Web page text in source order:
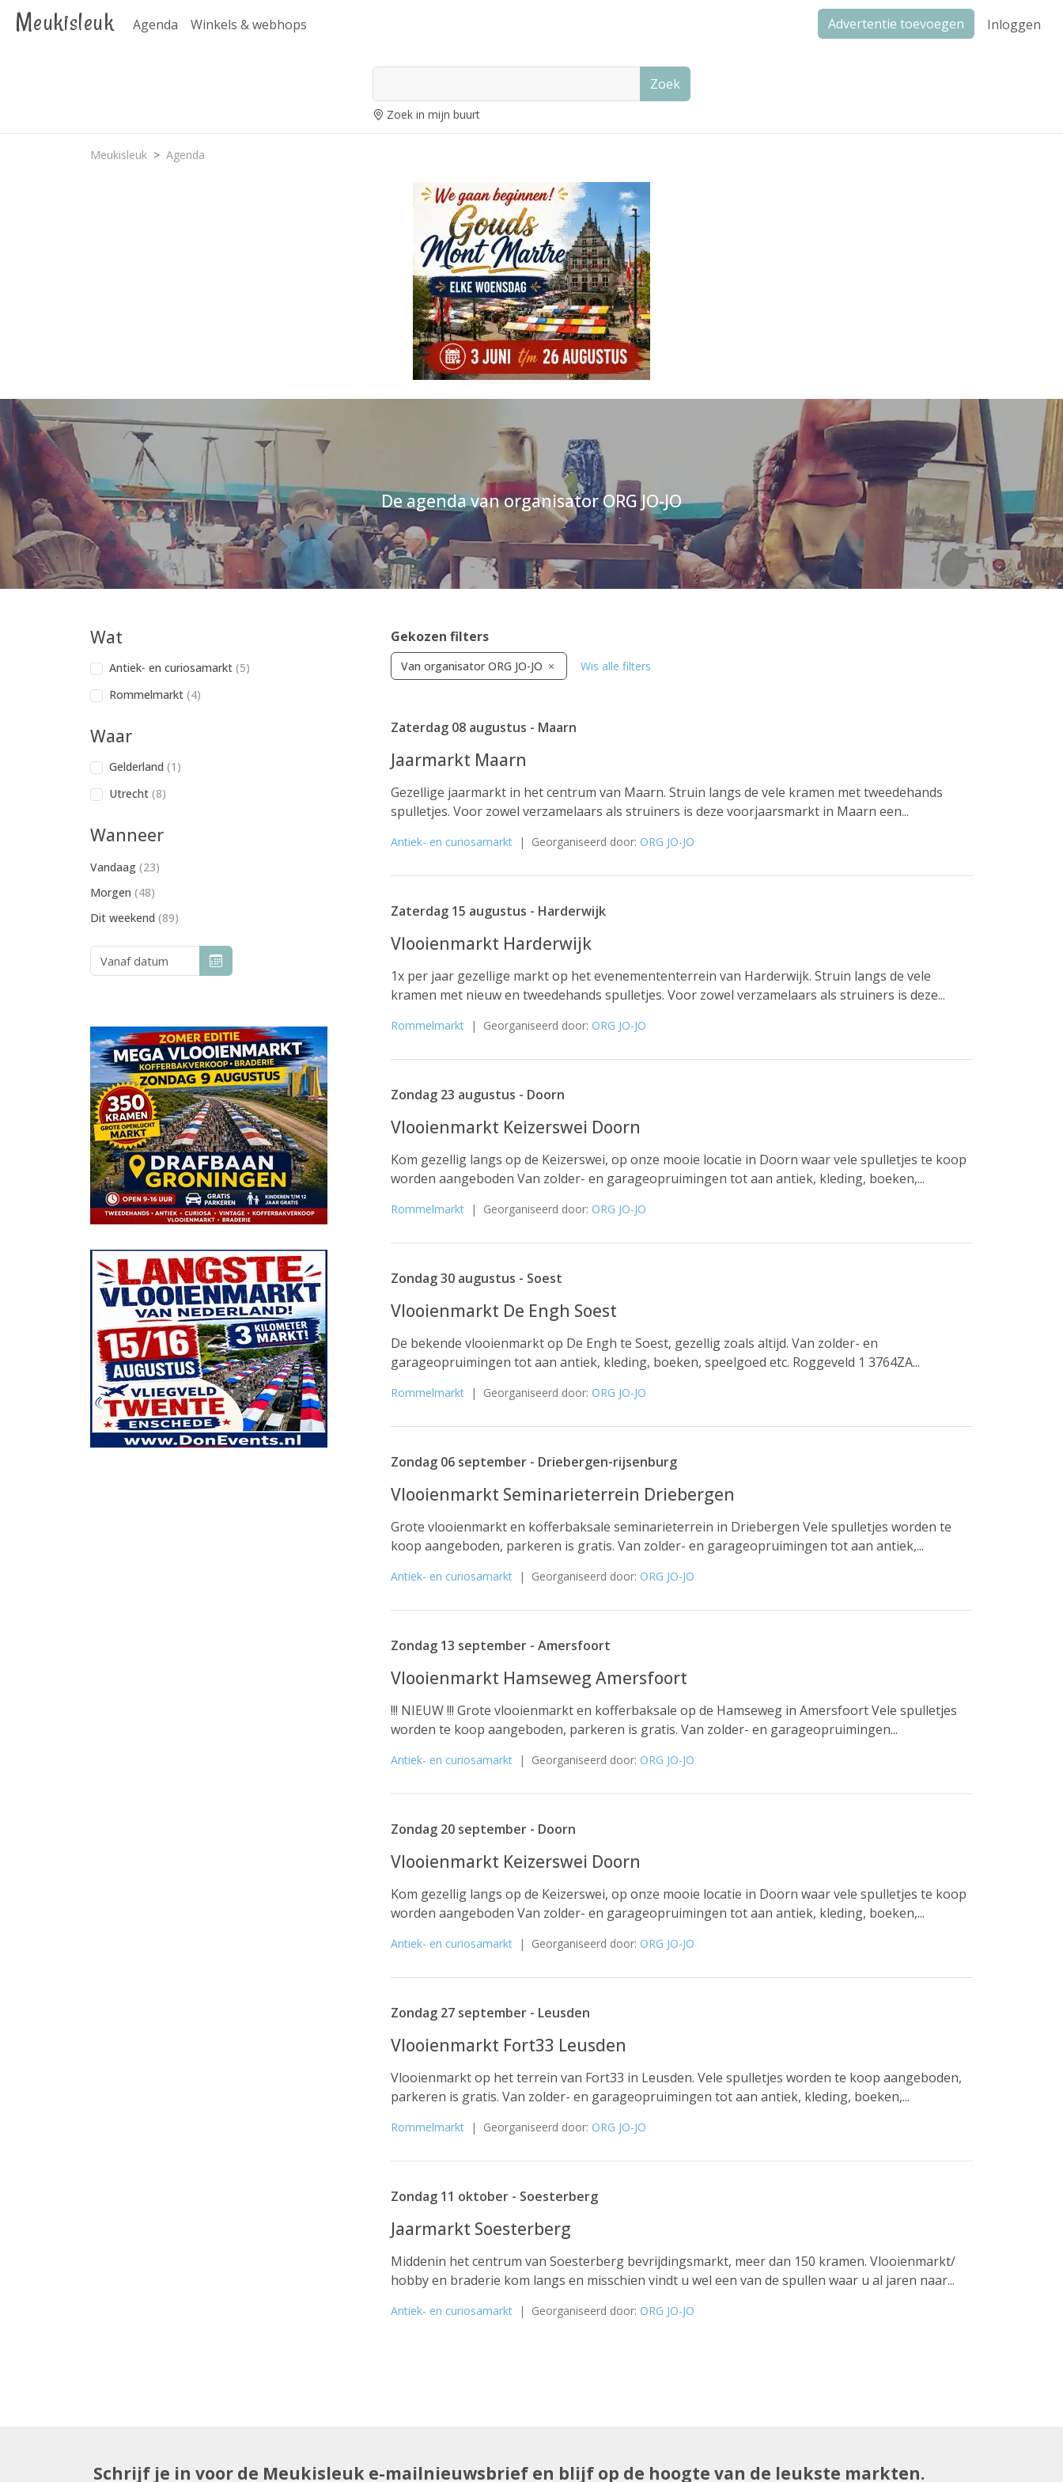
Meukisleuk Agenda Winkels & webhops Advertentie toevoegen Inloggen
Zoek
Zoek in mijn buurt
Meukisleuk Agenda
De agenda van organisator ORG JO-JO
Wat
Antiek- en curiosamarkt (5)
Rommelmarkt (4)
Waar
Gelderland (1)
Utrecht (8)
Wanneer
Vandaag (23)
Morgen (48)
Dit weekend (89)
Gekozen filters
Van organisator ORG JO-JO Wis alle filters
Zaterdag 08 augustus - Maarn
Jaarmarkt Maarn
Gezellige jaarmarkt in het centrum van Maarn. Struin langs de vele kramen met tweedehands
spulletjes. Voor zowel verzamelaars als struiners is deze voorjaarsmarkt in Maarn een...
Antiek- en curiosamarkt | Georganiseerd door: ORG JO-JO
Zaterdag 15 augustus - Harderwijk
Vlooienmarkt Harderwijk
1x per jaar gezellige markt op het evenemententerrein van Harderwijk. Struin langs de vele
kramen met nieuw en tweedehands spulletjes. Voor zowel verzamelaars als struiners is deze...
Rommelmarkt | Georganiseerd door: ORG JO-JO
Zondag 23 augustus - Doorn
Vlooienmarkt Keizerswei Doorn
Kom gezellig langs op de Keizerswei, op onze mooie locatie in Doorn waar vele spulletjes te koop
worden aangeboden Van zolder- en garageopruimingen tot aan antiek, kleding, boeken,...
Rommelmarkt | Georganiseerd door: ORG JO-JO
Zondag 30 augustus - Soest
Vlooienmarkt De Engh Soest
De bekende vlooienmarkt op De Engh te Soest, gezellig zoals altijd. Van zolder- en
garageopruimingen tot aan antiek, kleding, boeken, speelgoed etc. Roggeveld 1 3764ZA...
Rommelmarkt | Georganiseerd door: ORG JO-JO
Zondag 06 september - Driebergen-rijsenburg
Vlooienmarkt Seminarieterrein Driebergen
Grote vlooienmarkt en kofferbaksale seminarieterrein in Driebergen Vele spulletjes worden te
koop aangeboden, parkeren is gratis. Van zolder- en garageopruimingen tot aan antiek,...
Antiek- en curiosamarkt | Georganiseerd door: ORG JO-JO
Zondag 13 september - Amersfoort
Vlooienmarkt Hamseweg Amersfoort
!!! NIEUW !!! Grote vlooienmarkt en kofferbaksale op de Hamseweg in Amersfoort Vele spulletjes
worden te koop aangeboden, parkeren is gratis. Van zolder- en garageopruimingen...
Antiek- en curiosamarkt | Georganiseerd door: ORG JO-JO
Zondag 20 september - Doorn
Vlooienmarkt Keizerswei Doorn
Kom gezellig langs op de Keizerswei, op onze mooie locatie in Doorn waar vele spulletjes te koop
worden aangeboden Van zolder- en garageopruimingen tot aan antiek, kleding, boeken,...
Antiek- en curiosamarkt | Georganiseerd door: ORG JO-JO
Zondag 27 september - Leusden
Vlooienmarkt Fort33 Leusden
Vlooienmarkt op het terrein van Fort33 in Leusden. Vele spulletjes worden te koop aangeboden,
parkeren is gratis. Van zolder- en garageopruimingen tot aan antiek, kleding, boeken,...
Rommelmarkt | Georganiseerd door: ORG JO-JO
Zondag 11 oktober - Soesterberg
Jaarmarkt Soesterberg
Middenin het centrum van Soesterberg bevrijdingsmarkt, meer dan 150 kramen. Vlooienmarkt/
hobby en braderie kom langs en misschien vindt u wel een van de spullen waar u al jaren naar...
Antiek- en curiosamarkt | Georganiseerd door: ORG JO-JO
Schrijf je in voor de Meukisleuk e-mailnieuwsbrief en blijf op de hoogte van de leukste markten.